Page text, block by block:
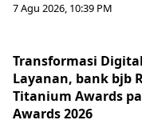
7 Agu 2026, 10:39 PM
Transformasi
Layanan, bank bjb
Titanium Awards
Awards 2026